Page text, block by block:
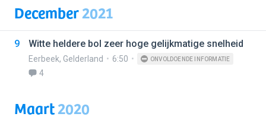
December2021
9 Witte heldere bol zeer hoge gelijkmatige snelheid
Eerbeek, Gelderland 6:50 ONVOLDOENDE INFORMATIE
4
Maart2020